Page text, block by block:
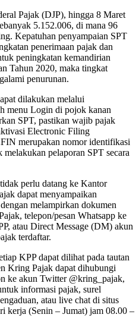
Pajak (DJP), hingga 8 Maret
5.152.006, di mana 96
Kepatuhan penyampaian SPT
penerimaan pajak dan
peningkatan kemandirian
Tahun 2020, maka tingkat
penurunan.
dilakukan melalui
menu Login di pojok kanan
SPT, pastikan wajib pajak
Electronic Filing
merupakan nomor identifikasi
pelaporan SPT secara
perlu datang ke Kantor
dapat menyampaikan
melampirkan dokumen
telepon/pesan Whatsapp ke
atau Direct Message (DM) akun
terdaftar.
KPP dapat dilihat pada tautan
Kring Pajak dapat dihubungi
ke akun Twitter @kring_pajak,
informasi pajak, surel
atau live chat di situs
kerja (Senin – Jumat) jam 08.00 –